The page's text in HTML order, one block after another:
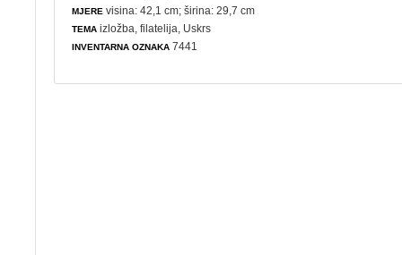
MJERE visina: 42,1 cm; širina: 29,7 cm
TEMA izložba ,filatelija Uskrs
INVENTARNA OZNAKA 7441